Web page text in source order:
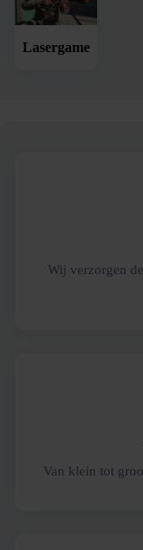
Lasergame
Wij verzorgen
Van klein tot